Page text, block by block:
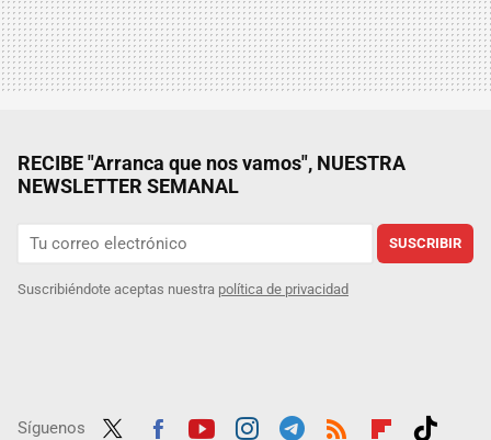
RECIBE "Arranca que nos vamos", NUESTRA
NEWSLETTER SEMANAL
SUSCRIBIR
Suscribiéndote aceptas nuestra política de privacidad
Síguenos